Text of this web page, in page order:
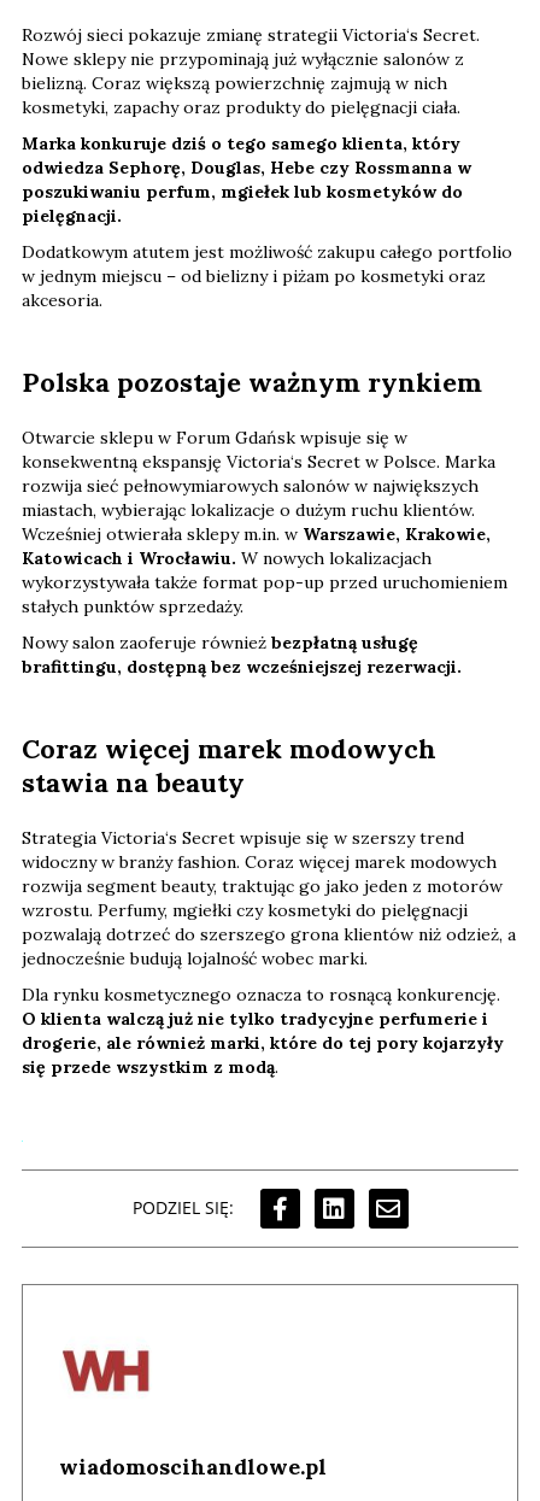
Rozwój sieci pokazuje zmianę strategii Victoria‘s Secret.
Nowe sklepy nie przypominają już wyłącznie salonów z
bielizną. Coraz większą powierzchnię zajmują w nich
kosmetyki, zapachy oraz produkty do pielęgnacji ciała.
Marka konkuruje dziś o tego samego klienta, który
odwiedza Sephorę, Douglas, Hebe czy Rossmanna w
poszukiwaniu perfum, mgiełek lub kosmetyków do
pielęgnacji.
Dodatkowym atutem jest możliwość zakupu całego portfolio
w jednym miejscu – od bielizny i piżam po kosmetyki oraz
akcesoria.
Polska pozostaje ważnym rynkiem
Otwarcie sklepu w Forum Gdańsk wpisuje się w
konsekwentną ekspansję Victoria‘s Secret w Polsce. Marka
rozwija sieć pełnowymiarowych salonów w największych
miastach, wybierając lokalizacje o dużym ruchu klientów.
Wcześniej otwierała sklepy m.in. w Warszawie, Krakowie,
Katowicach i Wrocławiu. W nowych lokalizacjach
wykorzystywała także format pop-up przed uruchomieniem
stałych punktów sprzedaży.
Nowy salon zaoferuje również bezpłatną usługę
brafittingu, dostępną bez wcześniejszej rezerwacji.
Coraz więcej marek modowych
stawia na beauty
Strategia Victoria‘s Secret wpisuje się w szerszy trend
widoczny w branży fashion. Coraz więcej marek modowych
rozwija segment beauty, traktując go jako jeden z motorów
wzrostu. Perfumy, mgiełki czy kosmetyki do pielęgnacji
pozwalają dotrzeć do szerszego grona klientów niż odzież, a
jednocześnie budują lojalność wobec marki.
Dla rynku kosmetycznego oznacza to rosnącą konkurencję.
O klienta walczą już nie tylko tradycyjne perfumerie i
drogerie, ale również marki, które do tej pory kojarzyły
się przede wszystkim z modą.
PODZIEL SIĘ:
wiadomoscihandlowe.pl